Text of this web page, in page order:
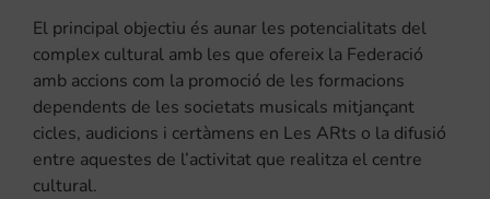
El principal objectiu és aunar les potencialitats del
complex cultural amb les que ofereix la Federació
amb accions com la promoció de les formacions
dependents de les societats musicals mitjançant
cicles, audicions i certàmens en Les ARts o la difusió
entre aquestes de l’activitat que realitza el centre
cultural.